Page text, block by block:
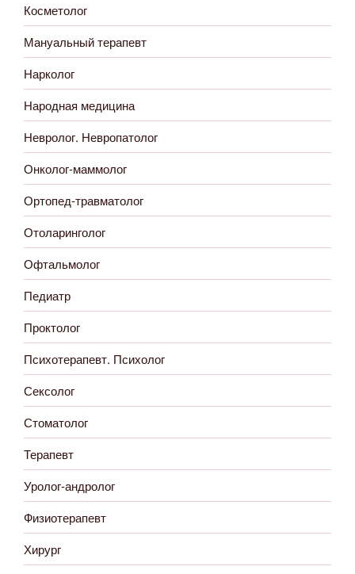
Косметолог
Мануальный терапевт
Нарколог
Народная медицина
Невролог. Невропатолог
Онколог-маммолог
Ортопед-травматолог
Отоларинголог
Офтальмолог
Педиатр
Проктолог
Психотерапевт. Психолог
Сексолог
Стоматолог
Терапевт
Уролог-андролог
Физиотерапевт
Хирург